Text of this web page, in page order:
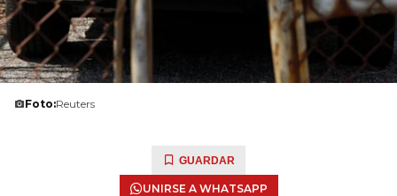
Foto:Reuters
GUARDAR
UNIRSE A WHATSAPP